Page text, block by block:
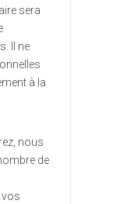
sera
Il ne
à la
nous
de